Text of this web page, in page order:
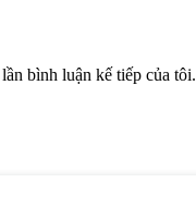
bình luận kế tiếp của tôi.